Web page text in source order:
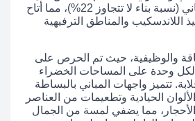
من ربع المساحة للمباني (نسبة بناء لا تتجاوز 22%)، مما أتاح
والمناطق الترفيهية
والوظيفية، حيث تم الحرص على
لكل وحدة على المساحات الخضراء
تتميز واجهات المباني بالبساطة
الحيادية وتطعيمات من العناصر
مما يضفي لمسة من الجمال